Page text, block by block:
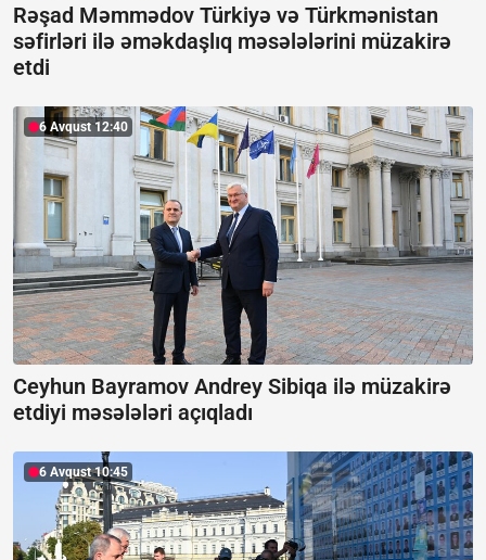
Rəşad Məmmədov Türkiyə və Türkmənistan
səfirləri ilə əməkdaşlıq məsələlərini müzakirə
etdi
6 Avqust 12:40
Ceyhun Bayramov Andrey Sibiqa ilə müzakirə
etdiyi məsələləri açıqladı
6 Avqust 10:45